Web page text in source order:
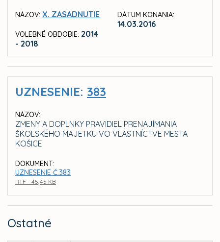
NÁZOV: X. ZASADNUTIE
VOLEBNÉ OBDOBIE: 2014
- 2018
DÁTUM KONANIA:
14.03.2016
UZNESENIE: 383
NÁZOV:
ZMENY A DOPLNKY PRAVIDIEL PRENAJÍMANIA
ŠKOLSKÉHO MAJETKU VO VLASTNÍCTVE MESTA
KOŠICE
DOKUMENT:
UZNESENIE Č.383
RTF - 45,45 KB
Ostatné